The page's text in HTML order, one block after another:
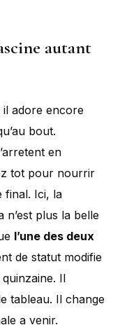
autant
il adore encore
bout.
en
tot pour nourrir
final. Ici, la
n’est plus la belle
l’une des deux
de statut modifie
Il
tableau. Il change
a venir.